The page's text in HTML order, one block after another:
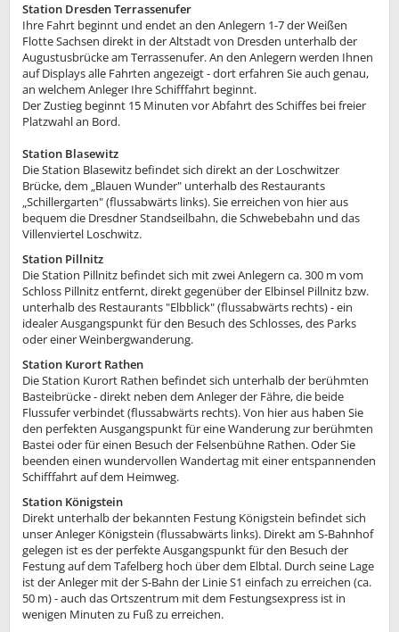
Station Dresden Terrassenufer
Ihre Fahrt beginnt und endet an den Anlegern 1-7 der Weißen
Flotte Sachsen direkt in der Altstadt von Dresden unterhalb der
Augustusbrücke am Terrassenufer. An den Anlegern werden Ihnen
auf Displays alle Fahrten angezeigt - dort erfahren Sie auch genau,
an welchem Anleger Ihre Schifffahrt beginnt.
Der Zustieg beginnt 15 Minuten vor Abfahrt des Schiffes bei freier
Platzwahl an Bord.
Station Blasewitz
Die Station Blasewitz befindet sich direkt an der Loschwitzer
Brücke, dem „Blauen Wunder" unterhalb des Restaurants
„Schillergarten" (flussabwärts links). Sie erreichen von hier aus
bequem die Dresdner Standseilbahn, die Schwebebahn und das
Villenviertel Loschwitz.
Station Pillnitz
Die Station Pillnitz befindet sich mit zwei Anlegern ca. 300 m vom
Schloss Pillnitz entfernt, direkt gegenüber der Elbinsel Pillnitz bzw.
unterhalb des Restaurants "Elbblick" (flussabwärts rechts) - ein
idealer Ausgangspunkt für den Besuch des Schlosses, des Parks
oder einer Weinbergwanderung.
Station Kurort Rathen
Die Station Kurort Rathen befindet sich unterhalb der berühmten
Basteibrücke - direkt neben dem Anleger der Fähre, die beide
Flussufer verbindet (flussabwärts rechts). Von hier aus haben Sie
den perfekten Ausgangspunkt für eine Wanderung zur berühmten
Bastei oder für einen Besuch der Felsenbühne Rathen. Oder Sie
beenden einen wundervollen Wandertag mit einer entspannenden
Schifffahrt auf dem Heimweg.
Station Königstein
Direkt unterhalb der bekannten Festung Königstein befindet sich
unser Anleger Königstein (flussabwärts links). Direkt am S-Bahnhof
gelegen ist es der perfekte Ausgangspunkt für den Besuch der
Festung auf dem Tafelberg hoch über dem Elbtal. Durch seine Lage
ist der Anleger mit der S-Bahn der Linie S1 einfach zu erreichen (ca.
50 m) - auch das Ortszentrum mit dem Festungsexpress ist in
wenigen Minuten zu Fuß zu erreichen.